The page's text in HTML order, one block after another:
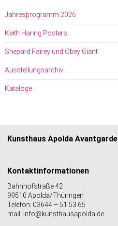
Jahresprogramm 2026
Keith Haring Posters
Shepard Fairey und Obey Giant
Ausstellungsarchiv
Kataloge
Kunsthaus Apolda Avantgarde
Kontaktinformationen
Bahnhofstraße 42
99510 Apolda/Thüringen
Telefon: 03644 – 51 53 65
mail: info@kunsthausapolda.de